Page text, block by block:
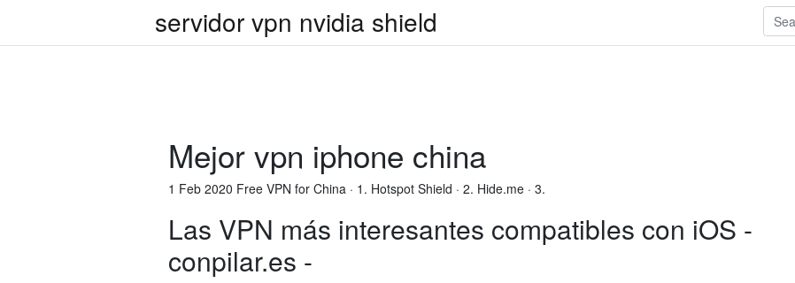
servidor vpn nvidia shield
Mejor vpn iphone china
1 Feb 2020 Free VPN for China · 1. Hotspot Shield · 2. Hide.me · 3.
Las VPN más interesantes compatibles con iOS -
conpilar.es -